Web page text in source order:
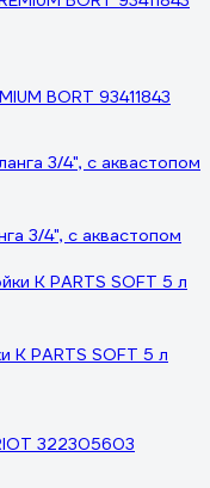
BORT 93411843
3/4", с аквастопом
K PARTS SOFT 5 л